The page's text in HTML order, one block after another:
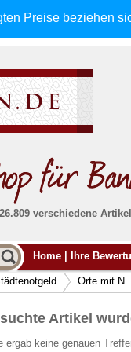
Preise beziehen
verschiedene
Alle
von uns voll
falls die
wird.
Absolute
Service als
Banknoten
Home Ihre
Orte mit N...
Artikel
ergab keine genauen